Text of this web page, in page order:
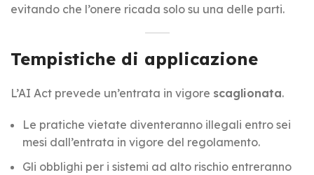
evitando che l’onere ricada solo su una delle parti.
Tempistiche di applicazione
L’AI Act prevede un’entrata in vigore scaglionata.
Le pratiche vietate diventeranno illegali entro sei
mesi dall’entrata in vigore del regolamento.
Gli obblighi per i sistemi ad alto rischio entreranno